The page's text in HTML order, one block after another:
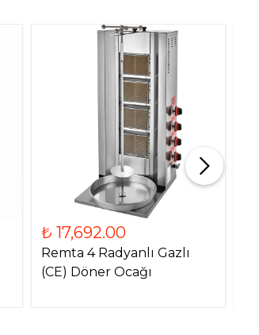
₺ 17,692.00
Remta 4 Radyanlı Gazlı
(CE) Döner Ocağı